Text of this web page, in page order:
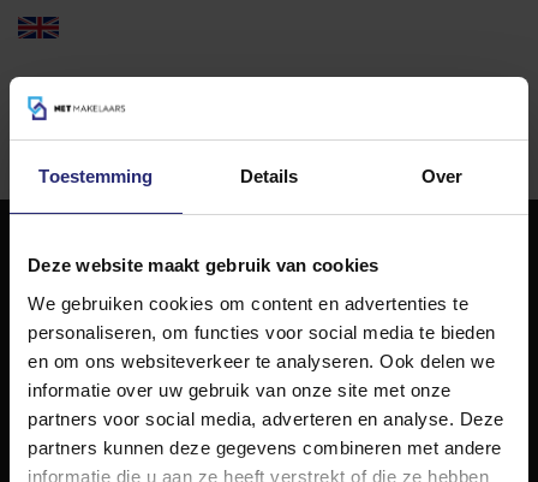
Toestemming Details Over
Deze website maakt gebruik van cookies
We gebruiken cookies om content en advertenties te
personaliseren, om functies voor social media te bieden
en om ons websiteverkeer te analyseren. Ook delen we
informatie over uw gebruik van onze site met onze
partners voor social media, adverteren en analyse. Deze
partners kunnen deze gegevens combineren met andere
informatie die u aan ze heeft verstrekt of die ze hebben
023 303 54 44
NET Makelaars
NET Makelaars is een modern makelaarskantoor met
decennialange ervaring in het vak en diepgaande kennis
van de huizenmarkt in Haarlem en omstreken.
Volg ons op